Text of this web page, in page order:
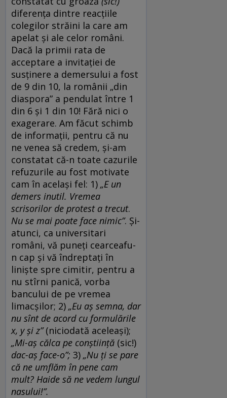
diferența dintre reacțiile
colegilor străini la care am
apelat și ale celor români.
Dacă la primii rata de
acceptare a invitației de
susținere a demersului a fost
de 9 din 10, la românii „din
diaspora” a pendulat între 1
din 6 și 1 din 10! Fără nici o
exagerare. Am făcut schimb
de informații, pentru că nu
ne venea să credem, și-am
constatat că-n toate cazurile
refuzurile au fost motivate
cam în același fel: 1) „E un
demers inutil. Vremea
scrisorilor de protest a trecut.
Nu se mai poate face nimic”. Și-
atunci, ca universitari
români, vă puneți cearceafu-
n cap și vă îndreptați în
liniște spre cimitir, pentru a
nu stîrni panică, vorba
bancului de pe vremea
limacșilor; 2) „Eu aș semna, dar
nu sînt de acord cu formulările
x, y și z”(niciodată aceleași);
„Mi-aș călca pe conștiință (sic!)
dac-aș face-o”; 3) „Nu ți se pare
că ne umflăm în pene cam
mult? Haide să ne vedem lungul
nasului!”.